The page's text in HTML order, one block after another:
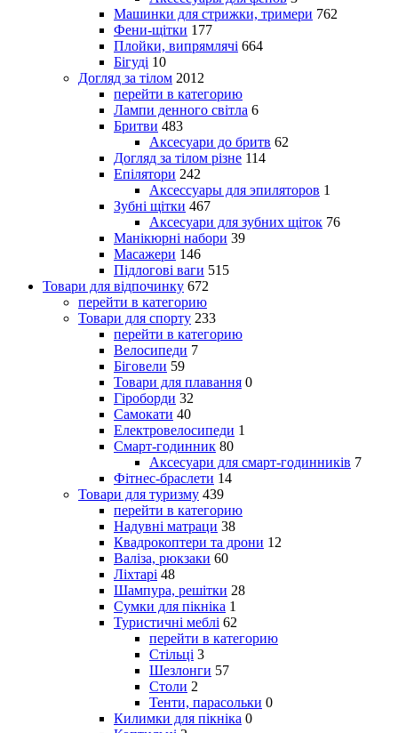
Машинки для стрижки, тримери 762
Фени-щітки 177
Плойки, випрямлячі 664
Бігуді 10
Догляд за тілом 2012
перейти в категорию
Лампи денного світла 6
Бритви 483
Аксесуари до бритв 62
Догляд за тілом різне 114
Епілятори 242
Аксессуары для эпиляторов 1
Зубні щітки 467
Аксесуари для зубних щіток 76
Манікюрні набори 39
Масажери 146
Підлогові ваги 515
Товари для відпочинку 672
перейти в категорию
Товари для спорту 233
перейти в категорию
Велосипеди 7
Біговели 59
Товари для плавання 0
Гіроборди 32
Самокати 40
Електровелосипеди 1
Смарт-годинник 80
Аксесуари для смарт-годинників 7
Фітнес-браслети 14
Товари для туризму 439
перейти в категорию
Надувні матраци 38
Квадрокоптери та дрони 12
Валіза, рюкзаки 60
Ліхтарі 48
Шампура, решітки 28
Сумки для пікніка 1
Туристичні меблі 62
перейти в категорию
Стільці 3
Шезлонги 57
Столи 2
Тенти, парасольки 0
Килимки для пікніка 0